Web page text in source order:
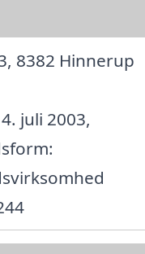
8382 Hinnerup
juli 2003,